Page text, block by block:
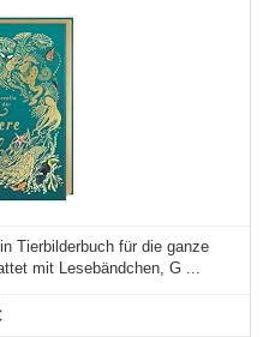
Tierbilderbuch für die ganze
mit Lesebändchen, G ...